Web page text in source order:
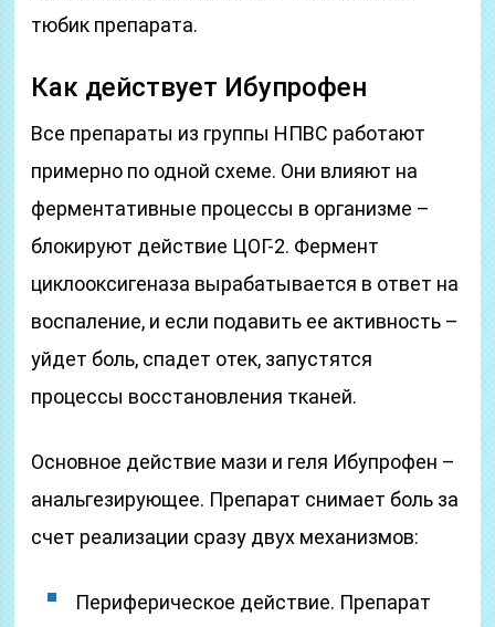
тюбик препарата.
Как действует Ибупрофен
Все препараты из группы НПВС работают
примерно по одной схеме. Они влияют на
ферментативные процессы в организме –
блокируют действие ЦОГ-2. Фермент
циклооксигеназа вырабатывается в ответ на
воспаление, и если подавить ее активность –
уйдет боль, спадет отек, запустятся
процессы восстановления тканей.
Основное действие мази и геля Ибупрофен –
анальгезирующее. Препарат снимает боль за
счет реализации сразу двух механизмов:
Периферическое действие. Препарат